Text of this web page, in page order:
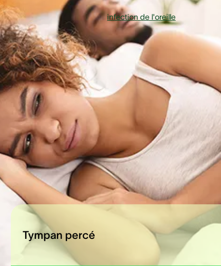
santé courants qui affectent de nombreuses personnes, en
particulier les enfants. Uneinfection de l'oreille
lorsque des germes tels que des bactéries ou des virus
envahissent l'oreille, provoquant une inflammation et une
accumulation de liquide.
Cette condition conduit habituellement à des symptômes
que des douleurs auriculaires, des difficultés d'écoute et
parfois de la fièvre. D'autre part, les céphalées peuvent se
présenter de nombreuses façons, comme une douleur
ou des migraines de tension, causant de la douleur ou un
inconfort dans la tête. Les céphalées peuvent arriver à
n'importe qui et sont généralement déclenchées par des
facteurs tels que le stress, le manque de sommeil ou la
maladie.
Tympan percé